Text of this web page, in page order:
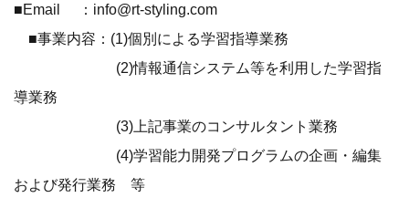
■Email ：info@rt-styling.com
■事業内容：(1)個別による学習指導業務
(2)情報通信システム等を利用した学習指
導業務
(3)上記事業のコンサルタント業務
(4)学習能力開発プログラムの企画・編集
および発行業務 等